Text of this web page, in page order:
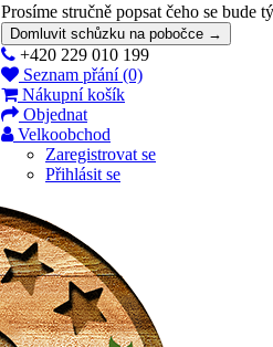
Prosíme stručně popsat čeho se bude
Domluvit schůzku na pobočce →
+420 229 010 199
Seznam přání (0)
Nákupní košík
Objednat
Velkoobchod
Zaregistrovat se
Přihlásit se